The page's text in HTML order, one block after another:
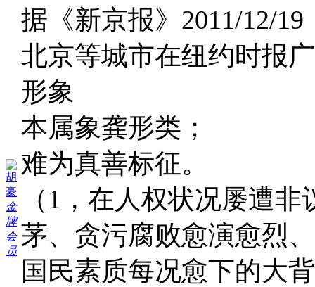
胡
豪
金
牌
会
员
据《新京报》2011/12/19
北京等城市在纽约时报
形象
本属象龚形类；
难为真善标征。
（1，在人权状况屡遭
茅、贪污腐败愈演愈烈
国民素质每况愈下的大